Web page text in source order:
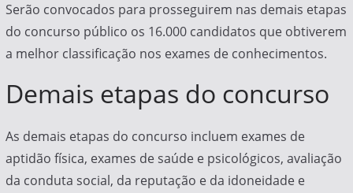
Serão convocados para prosseguirem nas demais etapas
do concurso público os 16.000 candidatos que obtiverem
a melhor classificação nos exames de conhecimentos.
Demais etapas do concurso
As demais etapas do concurso incluem exames de
aptidão física, exames de saúde e psicológicos, avaliação
da conduta social, da reputação e da idoneidade e